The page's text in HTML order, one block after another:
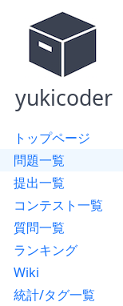
yukicoder
トップページ
問題一覧
提出一覧
コンテスト一覧
質問一覧
ランキング
Wiki
統計/タグ一覧